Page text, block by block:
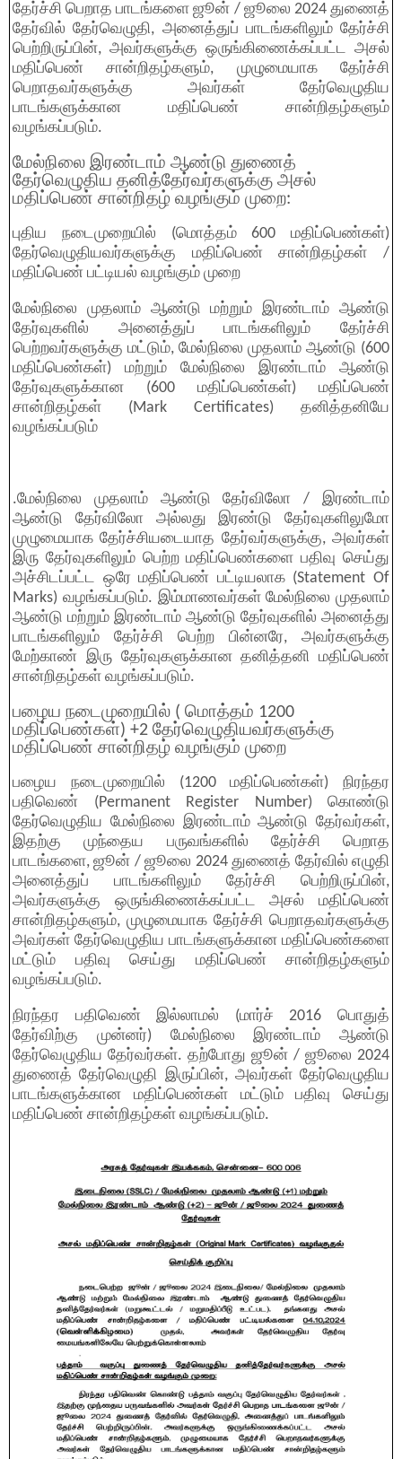
தேர்ச்சி பெறாத பாடங்களை ஜூன் / ஜூலை 2024 துணைத்
தேர்வில் தேர்வெழுதி, அனைத்துப் பாடங்களிலும் தேர்ச்சி
பெற்றிருப்பின், அவர்களுக்கு ஒருங்கிணைக்கப்பட்ட அசல்
மதிப்பெண் சான்றிதழ்களும், முழுமையாக தேர்ச்சி
பெறாதவர்களுக்கு அவர்கள் தேர்வெழுதிய
பாடங்களுக்கான மதிப்பெண் சான்றிதழ்களும்
வழங்கப்படும்.
மேல்நிலை இரண்டாம் ஆண்டு துணைத்
தேர்வெழுதிய தனித்தேர்வர்களுக்கு அசல்
மதிப்பெண் சான்றிதழ் வழங்கும் முறை:
புதிய நடைமுறையில் (மொத்தம் 600 மதிப்பெண்கள்)
தேர்வெழுதியவர்களுக்கு மதிப்பெண் சான்றிதழ்கள் /
மதிப்பெண் பட்டியல் வழங்கும் முறை
மேல்நிலை முதலாம் ஆண்டு மற்றும் இரண்டாம் ஆண்டு
தேர்வுகளில் அனைத்துப் பாடங்களிலும் தேர்ச்சி
பெற்றவர்களுக்கு மட்டும், மேல்நிலை முதலாம் ஆண்டு (600
மதிப்பெண்கள்) மற்றும் மேல்நிலை இரண்டாம் ஆண்டு
தேர்வுகளுக்கான (600 மதிப்பெண்கள்) மதிப்பெண்
சான்றிதழ்கள் (Mark Certificates) தனித்தனியே
வழங்கப்படும்
.மேல்நிலை முதலாம் ஆண்டு தேர்விலோ / இரண்டாம்
ஆண்டு தேர்விலோ அல்லது இரண்டு தேர்வுகளிலுமோ
முழுமையாக தேர்ச்சியடையாத தேர்வர்களுக்கு, அவர்கள்
இரு தேர்வுகளிலும் பெற்ற மதிப்பெண்களை பதிவு செய்து
அச்சிடப்பட்ட ஒரே மதிப்பெண் பட்டியலாக (Statement Of
Marks) வழங்கப்படும். இம்மாணவர்கள் மேல்நிலை முதலாம்
ஆண்டு மற்றும் இரண்டாம் ஆண்டு தேர்வுகளில் அனைத்து
பாடங்களிலும் தேர்ச்சி பெற்ற பின்னரே, அவர்களுக்கு
மேற்காண் இரு தேர்வுகளுக்கான தனித்தனி மதிப்பெண்
சான்றிதழ்கள் வழங்கப்படும்.
பழைய நடைமுறையில் ( மொத்தம் 1200
மதிப்பெண்கள்) +2 தேர்வெழுதியவர்களுக்கு
மதிப்பெண் சான்றிதழ் வழங்கும் முறை
பழைய நடைமுறையில் (1200 மதிப்பெண்கள்) நிரந்தர
பதிவெண் (Permanent Register Number) கொண்டு
தேர்வெழுதிய மேல்நிலை இரண்டாம் ஆண்டு தேர்வர்கள்,
இதற்கு முந்தைய பருவங்களில் தேர்ச்சி பெறாத
பாடங்களை, ஜூன் / ஜூலை 2024 துணைத் தேர்வில் எழுதி
அனைத்துப் பாடங்களிலும் தேர்ச்சி பெற்றிருப்பின்,
அவர்களுக்கு ஒருங்கிணைக்கப்பட்ட அசல் மதிப்பெண்
சான்றிதழ்களும், முழுமையாக தேர்ச்சி பெறாதவர்களுக்கு
அவர்கள் தேர்வெழுதிய பாடங்களுக்கான மதிப்பெண்களை
மட்டும் பதிவு செய்து மதிப்பெண் சான்றிதழ்களும்
வழங்கப்படும்.
நிரந்தர பதிவெண் இல்லாமல் (மார்ச் 2016 பொதுத்
தேர்விற்கு முன்னர்) மேல்நிலை இரண்டாம் ஆண்டு
தேர்வெழுதிய தேர்வர்கள். தற்போது ஜூன் / ஜூலை 2024
துணைத் தேர்வெழுதி இருப்பின், அவர்கள் தேர்வெழுதிய
பாடங்களுக்கான மதிப்பெண்கள் மட்டும் பதிவு செய்து
மதிப்பெண் சான்றிதழ்கள் வழங்கப்படும்.